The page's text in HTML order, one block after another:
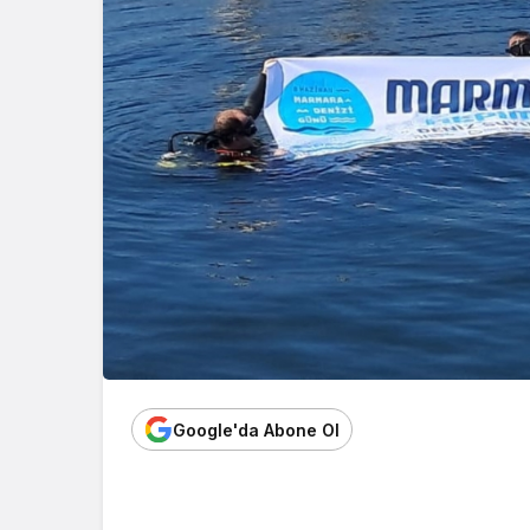
Google'da Abone Ol
Çevresinde
Fiyatlı